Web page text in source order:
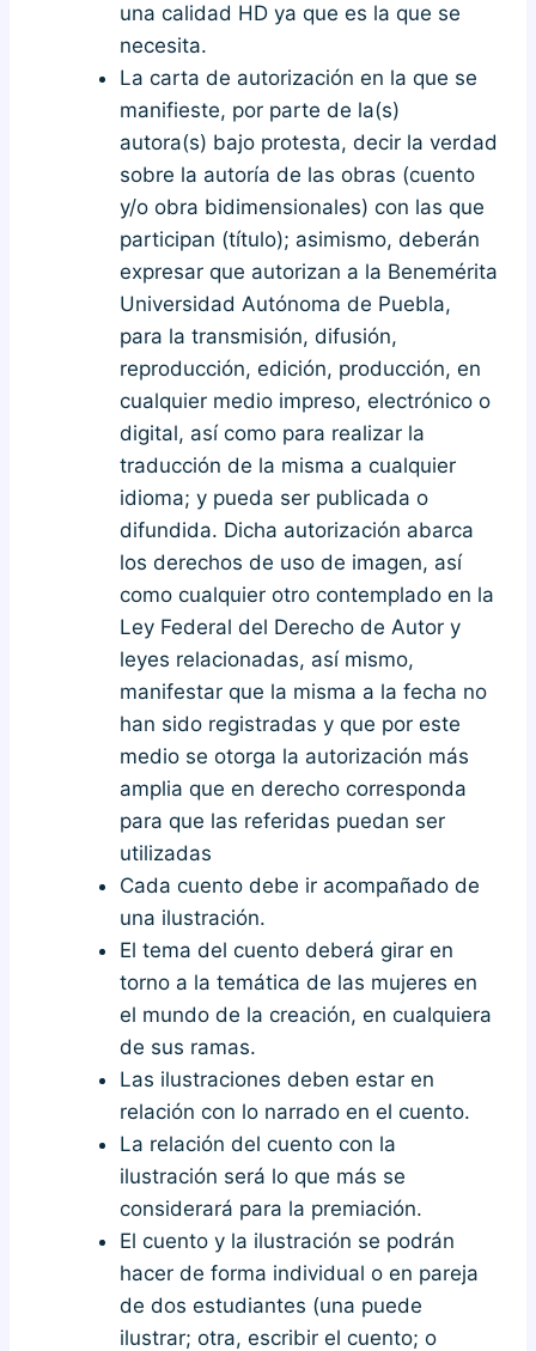
una calidad HD ya que es la que se
necesita.
La carta de autorización en la que se
manifieste, por parte de la(s)
autora(s) bajo protesta, decir la verdad
sobre la autoría de las obras (cuento
y/o obra bidimensionales) con las que
participan (título); asimismo, deberán
expresar que autorizan a la Benemérita
Universidad Autónoma de Puebla,
para la transmisión, difusión,
reproducción, edición, producción, en
cualquier medio impreso, electrónico o
digital, así como para realizar la
traducción de la misma a cualquier
idioma; y pueda ser publicada o
difundida. Dicha autorización abarca
los derechos de uso de imagen, así
como cualquier otro contemplado en la
Ley Federal del Derecho de Autor y
leyes relacionadas, así mismo,
manifestar que la misma a la fecha no
han sido registradas y que por este
medio se otorga la autorización más
amplia que en derecho corresponda
para que las referidas puedan ser
utilizadas
Cada cuento debe ir acompañado de
una ilustración.
El tema del cuento deberá girar en
torno a la temática de las mujeres en
el mundo de la creación, en cualquiera
de sus ramas.
Las ilustraciones deben estar en
relación con lo narrado en el cuento.
La relación del cuento con la
ilustración será lo que más se
considerará para la premiación.
El cuento y la ilustración se podrán
hacer de forma individual o en pareja
de dos estudiantes (una puede
ilustrar; otra, escribir el cuento; o